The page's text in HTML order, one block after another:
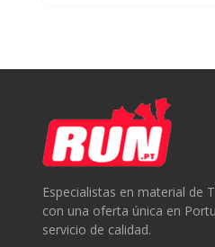
Especialistas en material de
con una oferta única en
servicio de calidad.